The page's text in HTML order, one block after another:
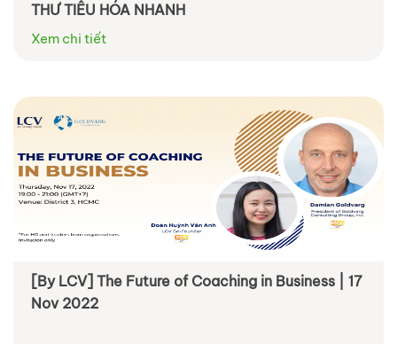
THƯ TIÊU HÓA NHANH
Xem chi tiết
[By LCV] The Future of Coaching in Business | 17
Nov 2022